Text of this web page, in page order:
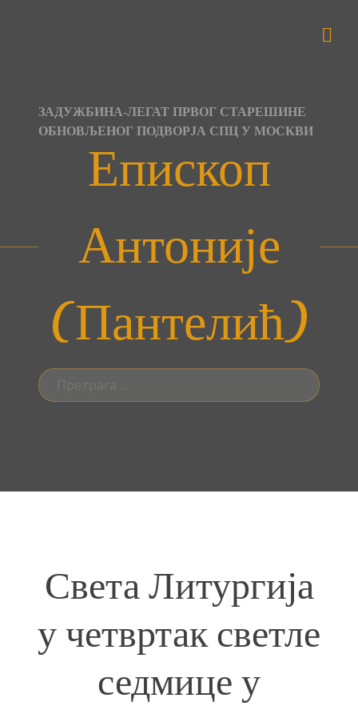
ЗАДУЖБИНА-ЛЕГАТ ПРВОГ СТАРЕШИНЕ
ОБНОВЉЕНОГ ПОДВОРЈА СПЦ У МОСКВИ
Епископ
Антоније
(Пантелић)
Претрага
за:
Света Литургија
у четвртак светле
седмице у